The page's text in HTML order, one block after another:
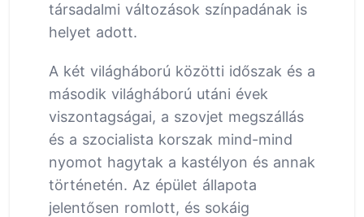
társadalmi változások színpadának is
helyet adott.
A két világháború közötti időszak és a
második világháború utáni évek
viszontagságai, a szovjet megszállás
és a szocialista korszak mind-mind
nyomot hagytak a kastélyon és annak
történetén. Az épület állapota
jelentősen romlott, és sokáig